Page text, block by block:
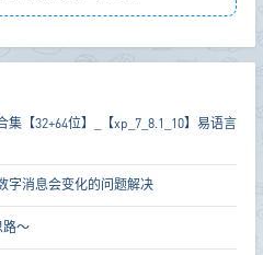
集【32+64位】_【xp_7_8.1_10】易语言
字消息会变化的问题解决
～